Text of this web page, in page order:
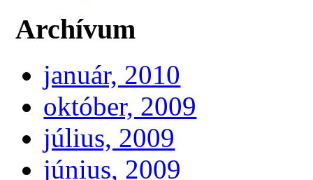
Archívum
január, 2010
október, 2009
július, 2009
június, 2009